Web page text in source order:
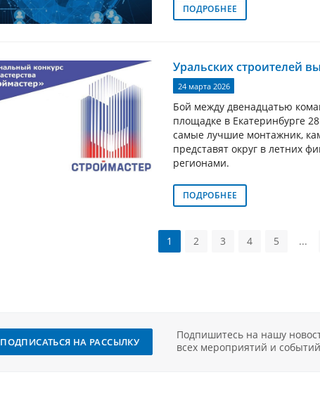
ПОДРОБНЕЕ
Уральских строителей
24 марта 2026
Бой между двенадцатью
площадке в Екатеринбурге
самые лучшие монтажник,
представят округ в летних
регионами.
ПОДРОБНЕЕ
1 2 3 4 5 ...
ПОДПИСАТЬСЯ НА РАССЫЛКУ
Подпишитесь на нашу
всех мероприятий и